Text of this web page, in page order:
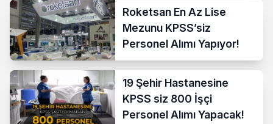
Roketsan En Az Lise
Mezunu KPSS’siz
Personel Alımı Yapıyor!
19 Şehir Hastanesine
KPSS siz 800 İşçi
Personel Alımı Yapacak!